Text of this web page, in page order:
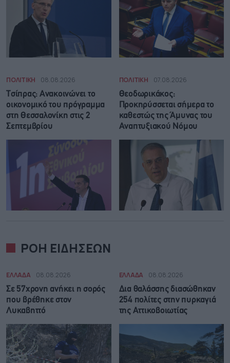
ΠΟΛΙΤΙΚΗ 08.08.2026
Τσίπρας: Ανακοινώνει το
οικονομικό του πρόγραμμα
στη Θεσσαλονίκη στις 2
Σεπτεμβρίου
ΠΟΛΙΤΙΚΗ 07.08.2026
Θεοδωρικάκος:
Προκηρύσσεται σήμερα το
καθεστώς της Άμυνας του
Αναπτυξιακού Νόμου
ΡΟΗ ΕΙΔΗΣΕΩΝ
ΕΛΛΑΔΑ 08.08.2026
Σε 57χρονη ανήκει η σορός
που βρέθηκε στον
Λυκαβηττό
ΕΛΛΑΔΑ 08.08.2026
Δια θαλάσσης διασώθηκαν
254 πολίτες στην πυρκαγιά
της Αττικοβοιωτίας